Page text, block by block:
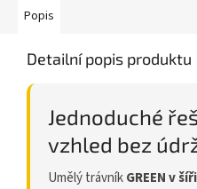
Popis
Detailní popis produktu
Jednoduché
vzhled bez
Umělý trávníkGREEN v